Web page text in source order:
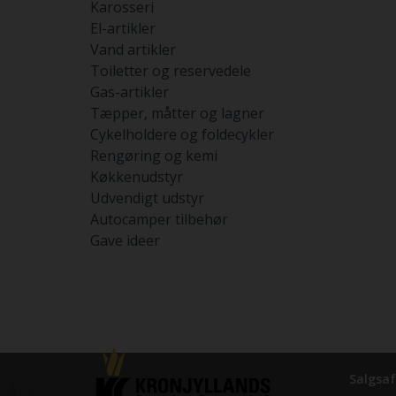
Karosseri
El-artikler
Vand artikler
Toiletter og reservedele
Gas-artikler
Tæpper, måtter og lagner
Cykelholdere og foldecykler
Rengøring og kemi
Køkkenudstyr
Udvendigt udstyr
Autocamper tilbehør
Gave ideer